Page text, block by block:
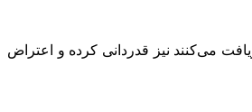
می‌کنند نیز قدردانی کرده و اعتراض